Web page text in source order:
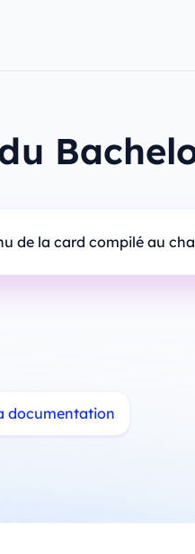
de la card compilé au
documentation